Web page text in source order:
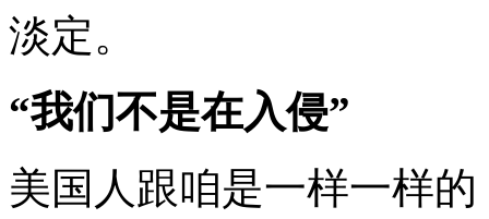
淡定。
“我们不是在入侵”
美国人跟咱是一样一样